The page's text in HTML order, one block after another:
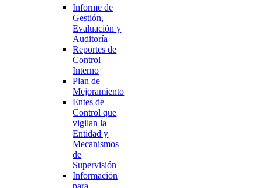
Informe de
Gestión,
Evaluación y
Auditoría
Reportes de
Control
Interno
Plan de
Mejoramiento
Entes de
Control que
vigilan la
Entidad y
Mecanismos
de
Supervisión
Información
para